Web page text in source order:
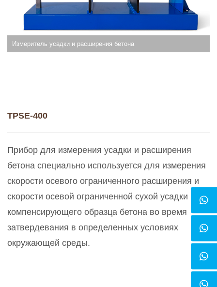
Измеритель усадки и расширения бетона
TPSE-400
Прибор для измерения усадки и расширения
бетона специально используется для измерения
скорости осевого ограниченного расширения и
скорости осевой ограниченной сухой усадки
компенсирующего образца бетона во время
затвердевания в определенных условиях
окружающей среды.